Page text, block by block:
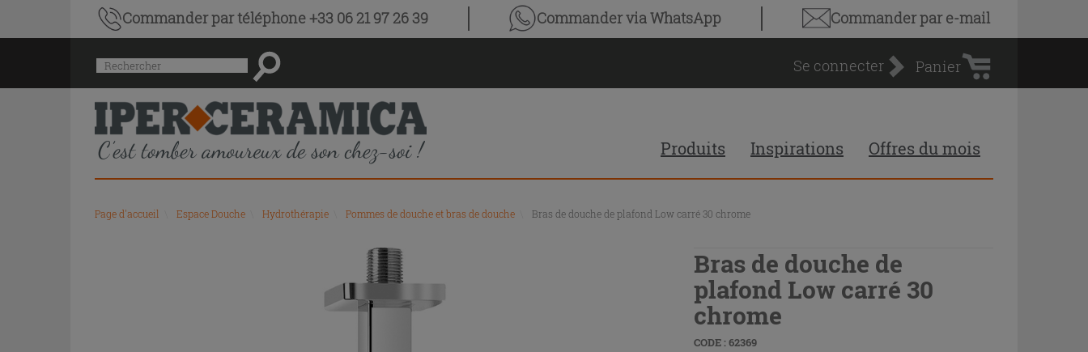
Commander par téléphone +33 06 21 97 26 39 Commander via WhatsApp Commander par e-mail
Menu
de
l'historique
des
recherches
et
du
contenu
du
Rechercher Se connecter
d'achat
Panier
Produits Inspirations Offres du mois
Page d'accueil Espace Douche Hydrothérapie Pommes de douche et bras de douche Bras de douche de plafond Low carré 30 chrome
Bras de douche de
plafond Low carré 30
chrome
CODE : 62369